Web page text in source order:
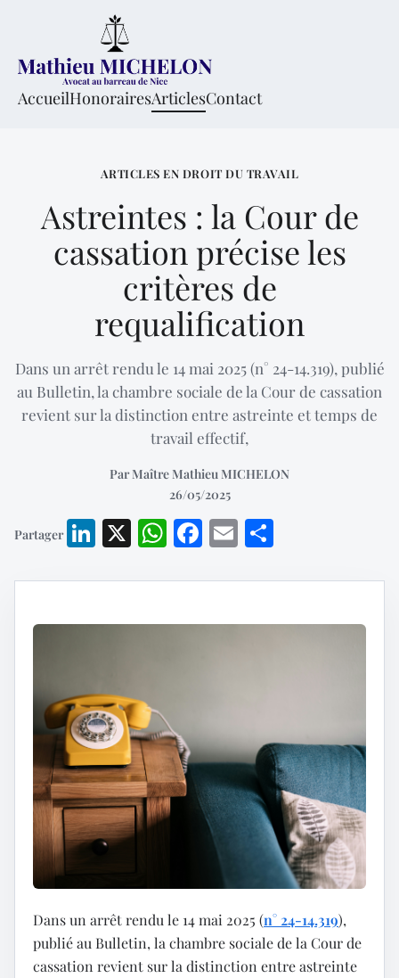
AccueilHonorairesArticlesContact
ARTICLES EN DROIT DU TRAVAIL
Astreintes : la Cour de
cassation précise les
critères de
requalification
Dans un arrêt rendu le 14 mai 2025 (n° 24-14.319), publié
au Bulletin, la chambre sociale de la Cour de cassation
revient sur la distinction entre astreinte et temps de
travail effectif,
Par Maître Mathieu MICHELON
26/05/2025
Partager LinkedIn
X WhatsApp
Facebook
Email
Dans un arrêt rendu le 14 mai 2025 (n° 24-14.319),
publié au Bulletin, la chambre sociale de la Cour de
cassation revient sur la distinction entre astreinte